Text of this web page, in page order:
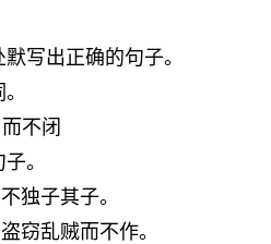
写出正确的句子。
不闭
。
独子其子。
窃乱贼而不作。